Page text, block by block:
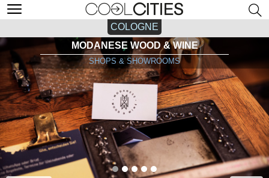
COLOGNE
MODANESE WOOD & WINE
SHOPS & SHOWROOMS